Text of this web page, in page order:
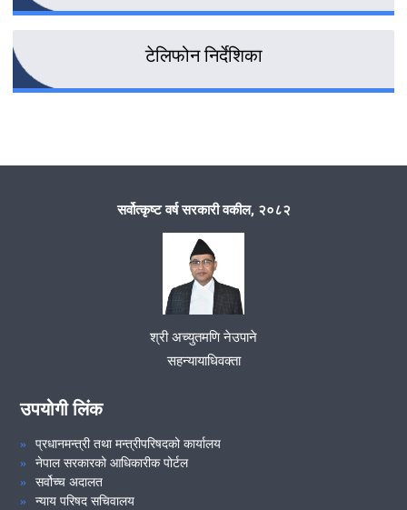
टेलिफोन निर्देशिका
सर्वोत्कृष्ट वर्ष सरकारी वकील, २०८२
श्री अच्युतमणि नेउपाने
सहन्यायाधिवक्ता
उपयोगी लिंक
प्रधानमन्त्री तथा मन्त्रीपरिषदको कार्यालय
नेपाल सरकारको आधिकारीक पोर्टल
सर्वोच्च अदालत
न्याय परिषद सचिवालय